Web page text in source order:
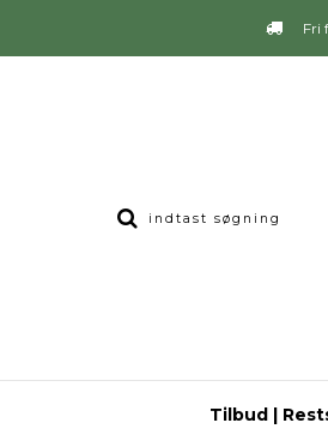
Fri
Tilbud |